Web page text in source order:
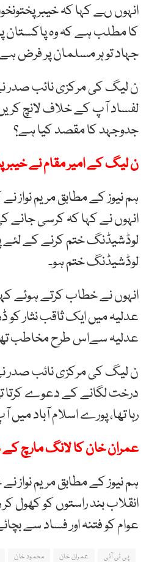
انہوں ںے کہا کہ
کا مطلب ہے کہ وہ پاکستان
جہاد تو ہر مسلمان پر فرض
ن لیگ کی مرکزی نائب صدر نے
لفساد آپ کے خلاف لانچ
جدوجہد کا مقصد کیا ہے؟
ن لیگ کے امیر مقام نے
ہم نیوز کے مطابق مریم
انہوں نے کہا کہ کرسی
لوڈشیڈنگ ختم کرنے کے
لوڈشیڈنگ ختم ہو۔
انہوں نے خطاب کرتے ہوئے
عدلیہ میں ایک ثاقب نثار کو
عدلیہ سےاس طرح مخاطب
ن لیگ کی مرکزی نائب صدر
درخت لگانے کے دعوے کرتا تھا
رہا تھا، پورے اسلام آباد
عمران خان کا لانگ مارچ
ہم نیوز کے مطابق مریم نواز
انقلاب بند راستوں کو کھول کر
عوام کو فتنہ اور فساد سے
پی ٹی آئی عمران خان محمود خان